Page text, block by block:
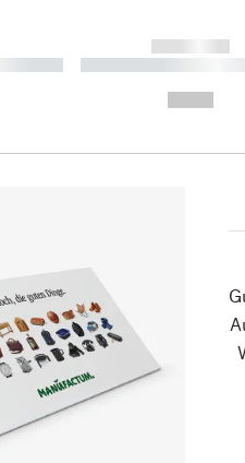
------------
----------- -----------